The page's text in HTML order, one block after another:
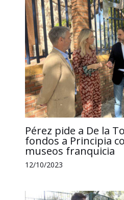
Pérez pide a De la
fondos a Principia
museos franquicia
12/10/2023